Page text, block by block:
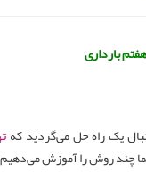
بارداری
یک راه حل می‌گردید که
چند روش را آموزش